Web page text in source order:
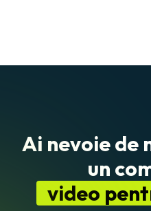
Ai nevoie de
un
video